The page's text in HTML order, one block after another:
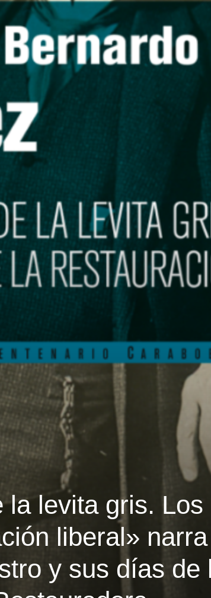
la levita gris. Los
liberal»
y sus días de